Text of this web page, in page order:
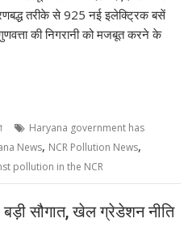
तरीके से 925 नई इलेक्ट्रिक बसें
की निगरानी को मजबूत करने के
Haryana government has
News, NCR Pollution News,
pollution in the NCR
बड़ी सौगात, खेल ग्रेडेशन नीति